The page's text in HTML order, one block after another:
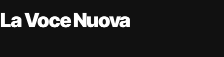
La Voce Nuova